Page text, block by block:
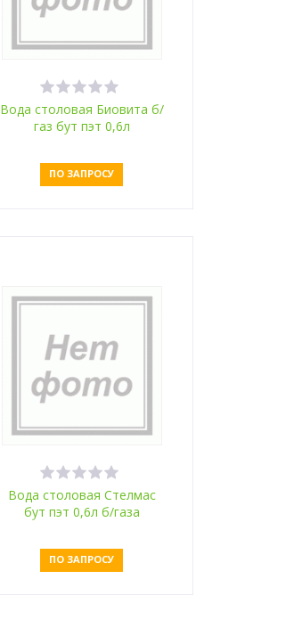
Вода столовая Биовита б/
газ бут пэт 0,6л
ПО ЗАПРОСУ
Вода столовая Стелмас
бут пэт 0,6л б/газа
ПО ЗАПРОСУ